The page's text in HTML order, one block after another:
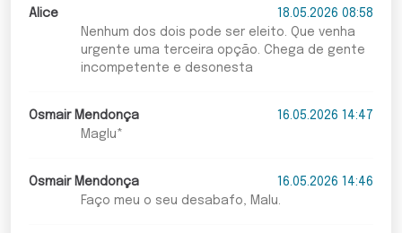
Alice
18.05.2026 08:58
Nenhum dos dois pode ser eleito. Que venha
urgente uma terceira opção. Chega de gente
incompetente e desonesta
Osmair Mendonça
16.05.2026 14:47
Maglu*
Osmair Mendonça
16.05.2026 14:46
Faço meu o seu desabafo, Malu.